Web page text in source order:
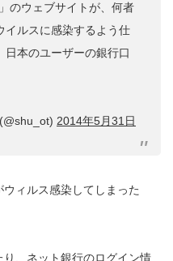
のウェブサイトが、何者
イルスに感染するよう仕
本のユーザーの銀行口
2014年5月31日
ィルス感染してしまった
、ネット銀行のログイン情